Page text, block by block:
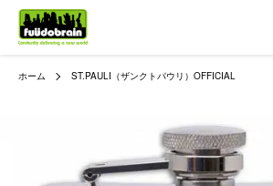
ホーム ST.PAULI（ザンクトパウリ）OFFICIAL